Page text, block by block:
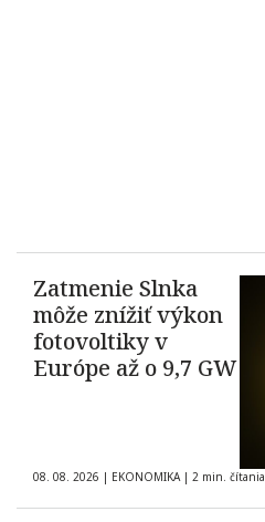
Zatmenie Slnka
môže znížiť výkon
fotovoltiky v
Európe až o 9,7 GW
08. 08. 2026 | EKONOMIKA | 2 min. čítania